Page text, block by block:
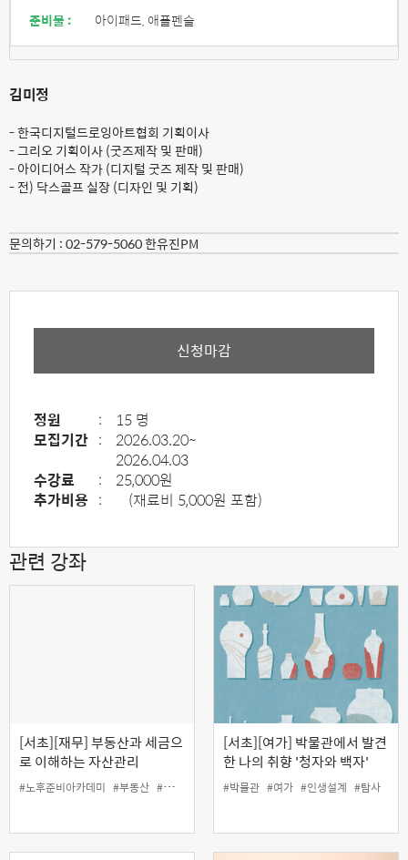
준비물 : 아이패드, 애플펜슬
김미정
- 한국디지털드로잉아트협회 기획이사
- 그리오 기획이사 (굿즈제작 및 판매)
- 아이디어스 작가 (디지털 굿즈 제작 및 판매)
- 전) 닥스골프 실장 (디자인 및 기획)
문의하기 :02-579-5060 한유진PM
신청마감
정원 :
15 명
모집기간 :
2026.03.20~
2026.04.03
수강료
:
25,000원
추가비용 : (재료비 5,000원 포함)
관련 강좌
[서초][재무] 부동산과 세금으
로 이해하는 자산관리
#노후준비아카데미 #부동산 #세금 #인생설계 #재무
[서초][여가] 박물관에서 발견
한 나의 취향 '청자와 백자'
#박물관 #여가 #인생설계 #탐사